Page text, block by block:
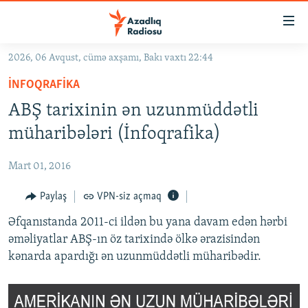
Əsas
qayıt
Əsas
naviqasiyaya
qayıt
KORRUPSIOMETR
FƏRQƏ BAX
QANUNI DOĞRU
ARAŞDIRMA
MULTIMEDIA
FOTOQALEREYA
OXU ZALI
HAQQIMIZDA
2026, 06 Avqust, cümə axşamı, Bakı vaxtı 22:44
İNFOQRAFIKA
ABŞ tarixinin ən uzunmüddətli
müharibələri (İnfoqrafika)
Mart 01, 2016
Paylaş VPN-siz açmaq
Əfqanıstanda 2011-ci ildən bu yana davam edən hərbi
əməliyatlar ABŞ-ın öz tarixində ölkə ərazisindən
kənarda apardığı ən uzunmüddətli müharibədir.